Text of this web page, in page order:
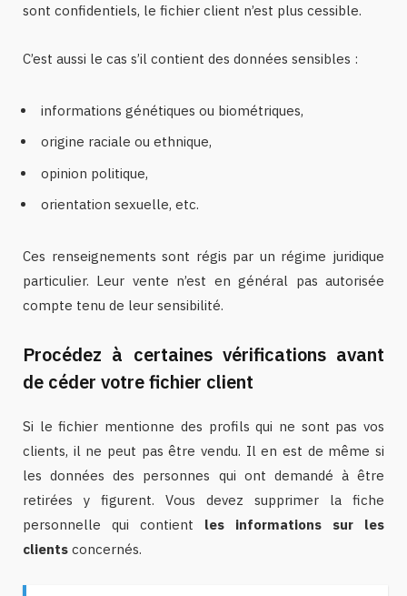
sont confidentiels, le fichier client n’est plus cessible.
C’est aussi le cas s’il contient des données sensibles :
informations génétiques ou biométriques,
origine raciale ou ethnique,
opinion politique,
orientation sexuelle, etc.
Ces renseignements sont régis par un régime juridique
particulier. Leur vente n’est en général pas autorisée
compte tenu de leur sensibilité.
Procédez à certaines vérifications avant
de céder votre fichier client
Si le fichier mentionne des profils qui ne sont pas vos
clients, il ne peut pas être vendu. Il en est de même si
les données des personnes qui ont demandé à être
retirées y figurent. Vous devez supprimer la fiche
personnelle qui contient les informations sur les
clients concernés.